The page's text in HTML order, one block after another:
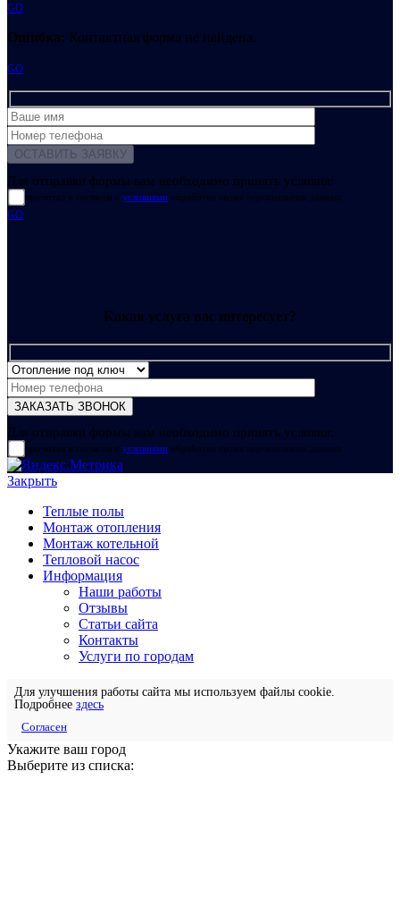
GO
Ошибка: Контактная форма не найдена.
GO
Для отправки формы вам необходимо принять условия:
прочитал и согласен с условиями обработки своих персональных данных
GO
Какая услуга вас интересует?
Для отправки формы вам необходимо принять условия:
прочитал и согласен с условиями обработки своих персональных данных
Закрыть
Теплые полы
Монтаж отопления
Монтаж котельной
Тепловой насос
Информация
Наши работы
Отзывы
Статьи сайта
Контакты
Услуги по городам
Для улучшения работы сайта мы используем файлы cookie.
Подробнее здесь
Согласен
Укажите ваш город
Выберите из списка: